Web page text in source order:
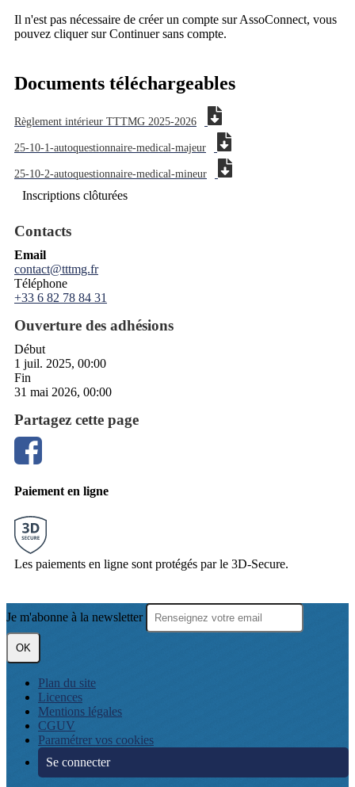
Il n'est pas nécessaire de créer un compte sur AssoConnect, vous
pouvez cliquer sur Continuer sans compte.
Documents téléchargeables
Règlement intérieur TTTMG 2025-2026
25-10-1-autoquestionnaire-medical-majeur
25-10-2-autoquestionnaire-medical-mineur
Inscriptions clôturées
Contacts
Email
contact@tttmg.fr
Téléphone
+33 6 82 78 84 31
Ouverture des adhésions
Début
1 juil. 2025, 00:00
Fin
31 mai 2026, 00:00
Partagez cette page
Paiement en ligne
Les paiements en ligne sont protégés par le 3D-Secure.
Je m'abonne à la newsletter
OK
Plan du site
Licences
Mentions légales
CGUV
Paramétrer vos cookies
Se connecter